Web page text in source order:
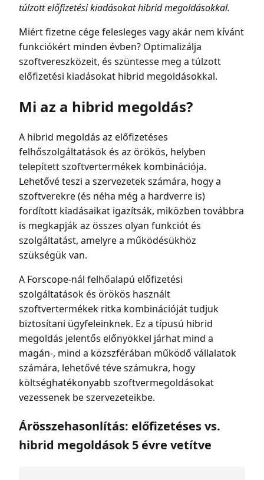
túlzott előfizetési kiadásokat hibrid megoldásokkal.
Miért fizetne cége felesleges vagy akár nem kívánt
funkciókért minden évben? Optimalizálja
szoftvereszközeit, és szüntesse meg a túlzott
előfizetési kiadásokat hibrid megoldásokkal.
Mi az a hibrid megoldás?
A hibrid megoldás az előfizetéses
felhőszolgáltatások és az örökös, helyben
telepített szoftvertermékek kombinációja.
Lehetővé teszi a szervezetek számára, hogy a
szoftverekre (és néha még a hardverre is)
fordított kiadásaikat igazítsák, miközben továbbra
is megkapják az összes olyan funkciót és
szolgáltatást, amelyre a működésükhöz
szükségük van.
A Forscope-nál felhőalapú előfizetési
szolgáltatások és örökös használt
szoftvertermékek ritka kombinációját tudjuk
biztosítani ügyfeleinknek. Ez a típusú hibrid
megoldás jelentős előnyökkel járhat mind a
magán-, mind a közszférában működő vállalatok
számára, lehetővé téve számukra, hogy
költséghatékonyabb szoftvermegoldásokat
vezessenek be szervezeteikbe.
Árösszehasonlítás: előfizetéses vs.
hibrid megoldások 5 évre vetítve